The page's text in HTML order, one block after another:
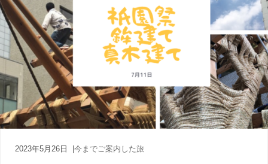
生
ま
れ
京
都
育
ち
の
案
内
人
あ2023年5月26日 今までご案内した旅